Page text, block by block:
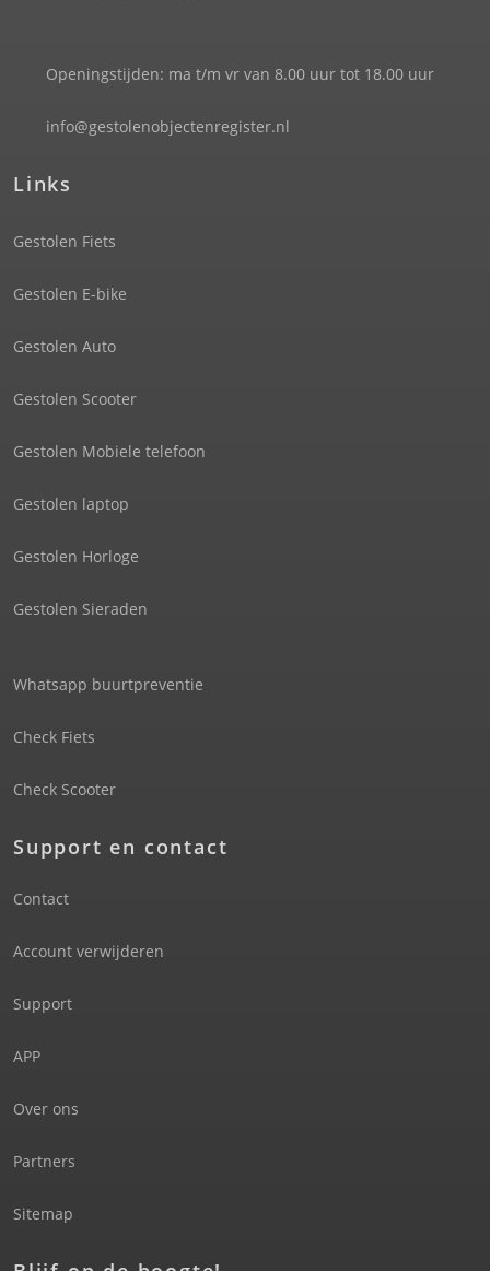
Openingstijden: ma t/m vr van 8.00 uur tot 18.00 uur
info@gestolenobjectenregister.nl
Links
Gestolen Fiets
Gestolen E-bike
Gestolen Auto
Gestolen Scooter
Gestolen Mobiele telefoon
Gestolen laptop
Gestolen Horloge
Gestolen Sieraden
Whatsapp buurtpreventie
Check Fiets
Check Scooter
Support en contact
Contact
Account verwijderen
Support
APP
Over ons
Partners
Sitemap